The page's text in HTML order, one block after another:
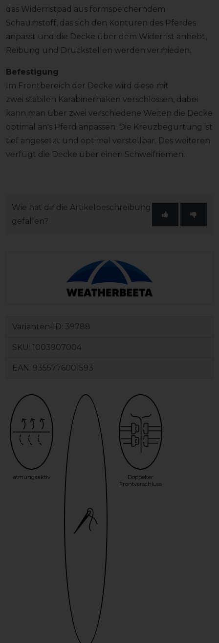
das Widerristpad aus formspeicherndem
Schaumstoff, das sich den Konturen des Pferdes
anpasst und die Decke über dem Widerrist anhebt,
Reibung und Druckstellen werden vermieden.
Befestigung
Im Frontbereich der Decke wird diese mit
zwei stabilen Karabinerhaken verschlossen, dabei
kann man über zwei verschiedene Weiten die Decke
optimal an's Pferd anpassen. Die Kreuzbegurtung ist
tief angesetzt und optimal verstellbar. Des weiteren
verfügt die Decke über einen Schweifriemen.
Wie hat dir die Artikelbeschreibung
gefallen?
Varianten-ID: 39788
SKU: 1003907004
EAN: 9355776001593
atmungsaktiv
Doppelter
Frontverschluss